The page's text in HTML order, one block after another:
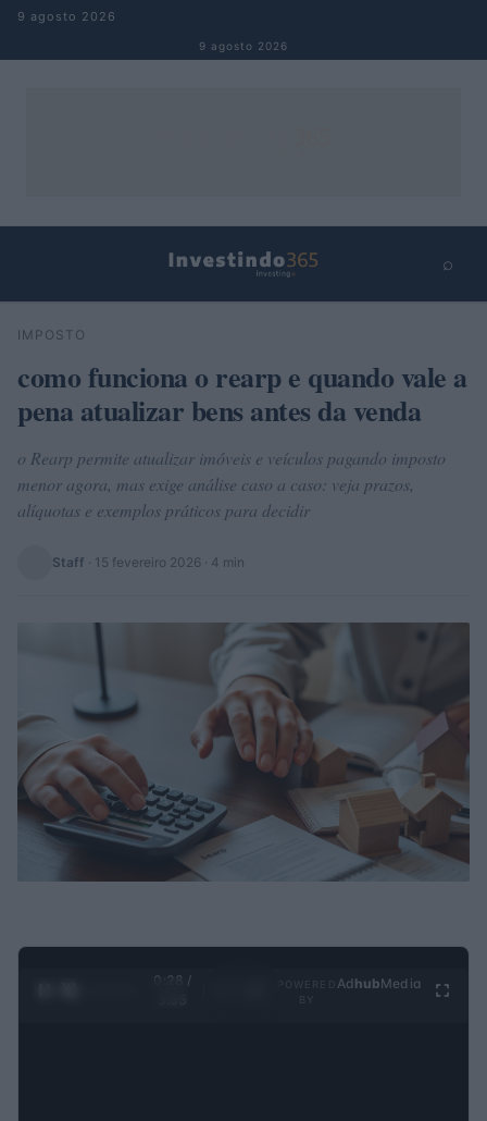
Pular para o conteúdo
9 agosto 2026
9 agosto 2026
⌕
Buscar
IMPOSTO
como funciona o rearp e quando vale a
pena atualizar bens antes da venda
o Rearp permite atualizar imóveis e veículos pagando imposto
menor agora, mas exige análise caso a caso: veja prazos,
alíquotas e exemplos práticos para decidir
Staff · 15 fevereiro 2026 · 4 min
0:29 /
Ad hubMedia